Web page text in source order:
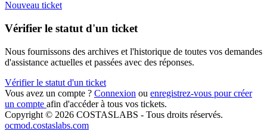
Nouveau ticket
Vérifier le statut d'un ticket
Nous fournissons des archives et l'historique de toutes vos demandes
d'assistance actuelles et passées avec des réponses.
Vérifier le statut d'un ticket
Vous avez un compte ? Connexion ou enregistrez-vous pour créer
un compte afin d'accéder à tous vos tickets.
Copyright © 2026 COSTASLABS - Tous droits réservés.
ocmod.costaslabs.com